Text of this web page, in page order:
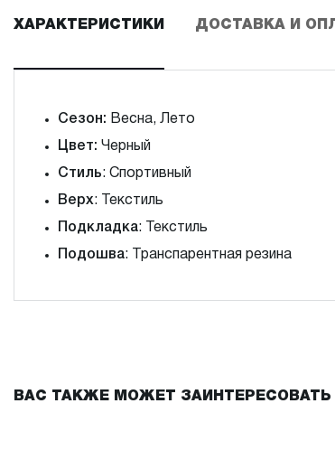
ХАРАКТЕРИСТИКИ ДОСТАВКА И
Сезон: Весна, Лето
Цвет: Черный
Стиль: Спортивный
Верх: Текстиль
Подкладка: Текстиль
Подошва: Транспарентная резина
ВАС ТАКЖЕ МОЖЕТ ЗАИНТЕРЕСОВАТЬ